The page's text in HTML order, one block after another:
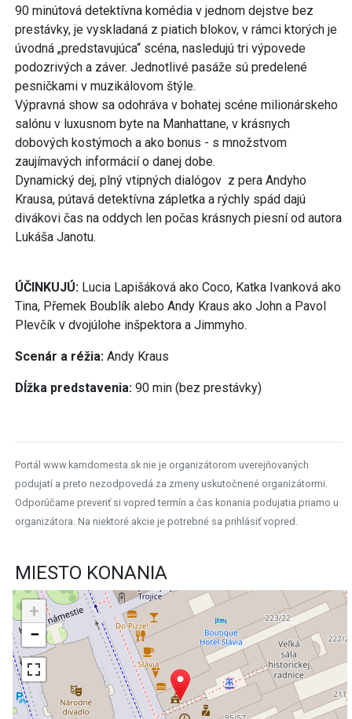
90 minútová detektívna komédia v jednom dejstve bez
prestávky, je vyskladaná z piatich blokov, v rámci ktorých je
úvodná „predstavujúca“ scéna, nasledujú tri výpovede
podozrivých a záver. Jednotlivé pasáže sú predelené
pesničkami v muzikálovom štýle.
Výpravná show sa odohráva v bohatej scéne milionárskeho
salónu v luxusnom byte na Manhattane, v krásnych
dobových kostýmoch a ako bonus - s množstvom
zaujímavých informácií o danej dobe.
Dynamický dej, plný vtipných dialógov z pera Andyho
Krausa, pútavá detektívna zápletka a rýchly spád dajú
divákovi čas na oddych len počas krásnych piesní od autora
Lukáša Janotu.
ÚČINKUJÚ: Lucia Lapišáková ako Coco, Katka Ivanková ako
Tina, Přemek Boublík alebo Andy Kraus ako John a Pavol
Plevčík v dvojúlohe inšpektora a Jimmyho.
Scenár a réžia: Andy Kraus
Dĺžka predstavenia: 90 min (bez prestávky)
Portál www.kamdomesta.sk nie je organizátorom uverejňovaných
podujatí a preto nezodpovedá za zmeny uskutočnené organizátormi.
Odporúčame preveriť si vopred termín a čas konania podujatia priamo u
organizátora. Na niektoré akcie je potrebné sa prihlásiť vopred.
MIESTO KONANIA
+
−